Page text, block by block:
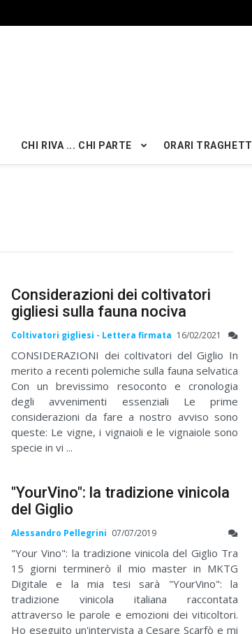
CHI RIVA ... CHI PARTE ORARI TRAGHETTI
Considerazioni dei coltivatori
gigliesi sulla fauna nociva
Coltivatori gigliesi - Lettera firmata 16/02/2021
CONSIDERAZIONI dei coltivatori del Giglio In
merito a recenti polemiche sulla fauna selvatica
Con un brevissimo resoconto e cronologia
degli avvenimenti essenziali Le prime
considerazioni da fare a nostro avviso sono
queste: Le vigne, i vignaioli e le vignaiole sono
specie in vi ...
"YourVino": la tradizione vinicola
del Giglio
Alessandro Pellegrini 07/07/2019
"Your Vino": la tradizione vinicola del Giglio Tra
15 giorni terminerò il mio master in MKTG
Digitale e la mia tesi sarà "YourVino": la
tradizione vinicola italiana raccontata
attraverso le parole e emozioni dei viticoltori.
Ho eseguito un'intervista a Cesare Scarfò e mi